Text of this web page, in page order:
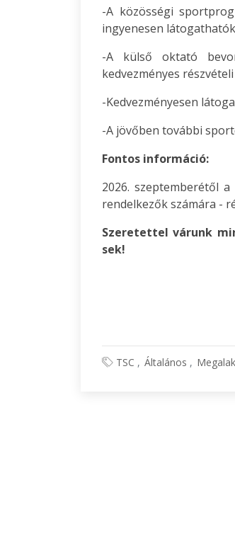
-A közösségi
ingyenesen
-A külső oktató
kedvezményes
-Kedvezményesen
-A jövőben további
Fontos információ:
2026. szeptemberétől
rendelkezők számára -
Szeretettel várunk
sek!
TSC Általános